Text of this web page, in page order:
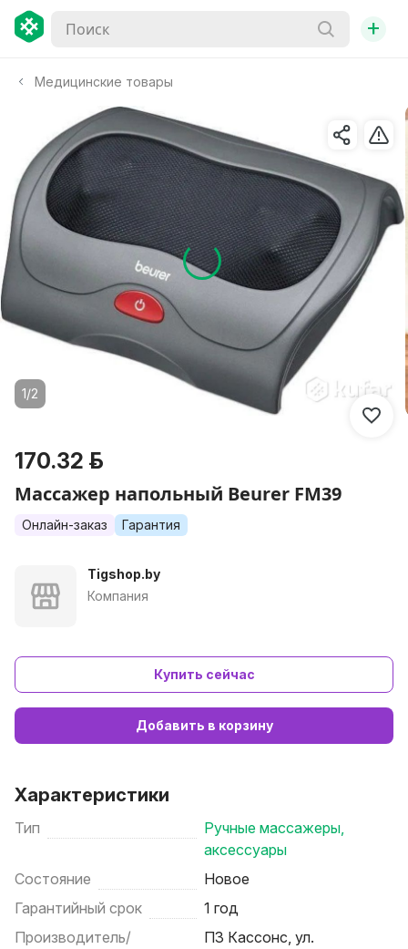
+
Медицинские товары
1/2
170.32 р.
Массажер напольный Beurer FM39
Онлайн-заказ Гарантия
Tigshop.by
Компания
Купить сейчас
Добавить в корзину
Характеристики
Тип
Ручные массажеры,
аксессуары
Состояние
Новое
Гарантийный срок
1 год
Производитель/
ПЗ Кассонс, ул.